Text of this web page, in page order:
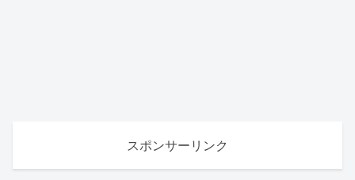
スポンサーリンク